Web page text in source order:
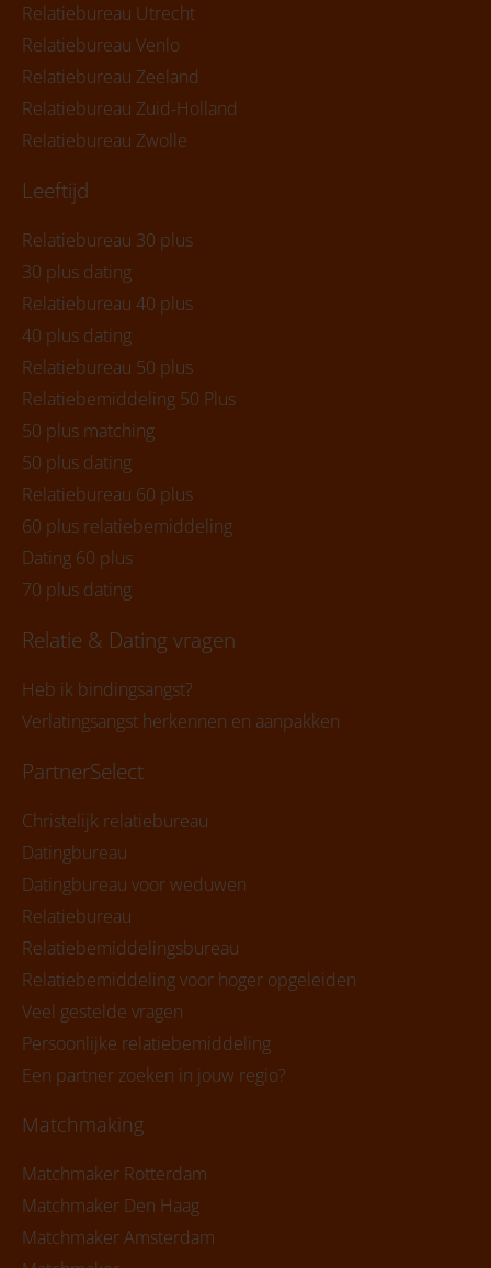
Relatiebureau Utrecht
Relatiebureau Venlo
Relatiebureau Zeeland
Relatiebureau Zuid-Holland
Relatiebureau Zwolle
Leeftijd
Relatiebureau 30 plus
30 plus dating
Relatiebureau 40 plus
40 plus dating
Relatiebureau 50 plus
Relatiebemiddeling 50 Plus
50 plus matching
50 plus dating
Relatiebureau 60 plus
60 plus relatiebemiddeling
Dating 60 plus
70 plus dating
Relatie & Dating vragen
Heb ik bindingsangst?
Verlatingsangst herkennen en aanpakken
PartnerSelect
Christelijk relatiebureau
Datingbureau
Datingbureau voor weduwen
Relatiebureau
Relatiebemiddelingsbureau
Relatiebemiddeling voor hoger opgeleiden
Veel gestelde vragen
Persoonlijke relatiebemiddeling
Een partner zoeken in jouw regio?
Matchmaking
Matchmaker Rotterdam
Matchmaker Den Haag
Matchmaker Amsterdam